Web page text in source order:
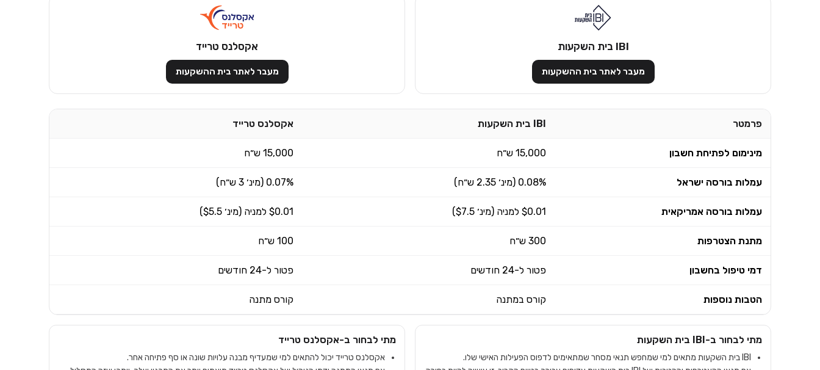
IBI בית השקעות
מעבר לאתר בית ההשקעות
אקסלנס טרייד
מעבר לאתר בית ההשקעות
פרמטר IBI בית השקעות אקסלנס טרייד
מינימום לפתיחת חשבון 15,000 ש״ח 15,000 ש״ח
עמלות בורסה ישראל 0.08% (מינ׳ 2.35 ש״ח) 0.07% (מינ׳ 3 ש״ח)
עמלות בורסה אמריקאית $0.01 למניה (מינ׳ $7.5) $0.01 למניה (מינ׳ $5.5)
מתנת הצטרפות 300 ש״ח 100 ש״ח
דמי טיפול בחשבון פטור ל-24 חודשים פטור ל-24 חודשים
הטבות נוספות קורס במתנה קורס מתנה
מתי לבחור ב- IBI בית השקעות
IBI בית השקעות מתאים למי שמחפש תנאי מסחר שמתאימים לדפוס הפעילות האישי שלו.
מתי לבחור ב-אקסלנס טרייד
אקסלנס טרייד יכול להתאים למי שמעדיף מבנה עלויות שונה או סף פתיחה אחר.